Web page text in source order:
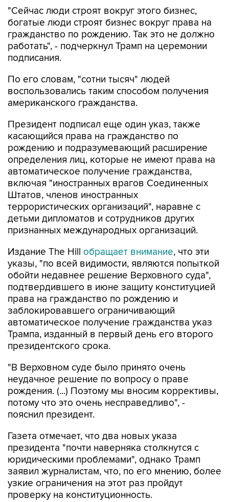
"Сейчас люди строят вокруг этого бизнес,
богатые люди строят бизнес вокруг права на
гражданство по рождению. Так это не должно
работать", - подчеркнул Трамп на церемонии
подписания.
По его словам, "сотни тысяч" людей
воспользовались таким способом получения
американского гражданства.
Президент подписал еще один указ, также
касающийся права на гражданство по
рождению и подразумевающий расширение
определения лиц, которые не имеют права на
автоматическое получение гражданства,
включая "иностранных врагов Соединенных
Штатов, членов иностранных
террористических организаций", наравне с
детьми дипломатов и сотрудников других
признанных международных организаций.
Издание The Hill обращает внимание, что эти
указы, "по всей видимости, являются попыткой
обойти недавнее решение Верховного суда",
подтвердившего в июне защиту конституцией
права на гражданство по рождению и
заблокировавшего ограничивающий
автоматическое получение гражданства указ
Трампа, изданный в первый день его второго
президентского срока.
"В Верховном суде было принято очень
неудачное решение по вопросу о праве
рождения. (...) Поэтому мы вносим коррективы,
потому что это очень несправедливо", -
пояснил президент.
Газета отмечает, что два новых указа
президента "почти наверняка столкнутся с
юридическими проблемами", однако Трамп
заявил журналистам, что, по его мнению, более
узкие ограничения на этот раз пройдут
проверку на конституционность.